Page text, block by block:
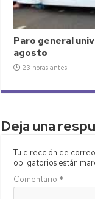
Paro general
agosto
23 horas antes
Deja una
Tu dirección de
obligatorios están
Comentario *